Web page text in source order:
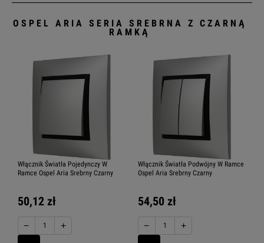
OSPEL ARIA SERIA SREBRNA Z CZARNĄ
RAMKĄ
Włącznik Światła Pojedynczy W
Ramce Ospel Aria Srebrny Czarny
50,12 zł
− +
Włącznik Światła Podwójny W Ramce
Ospel Aria Srebrny Czarny
54,50 zł
− +